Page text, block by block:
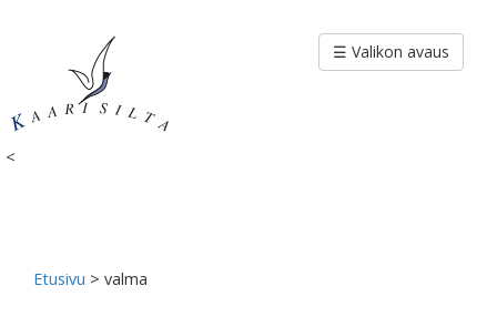
<
☰ Valikon avaus
Etusivu > valma